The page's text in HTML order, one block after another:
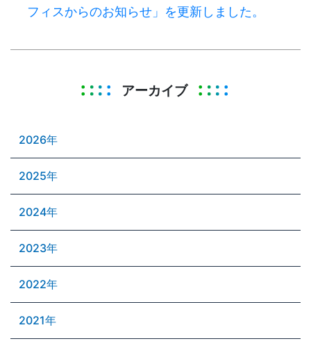
フィスからのお知らせ」を更新しました。
アーカイブ
2026年
2025年
2024年
2023年
2022年
2021年